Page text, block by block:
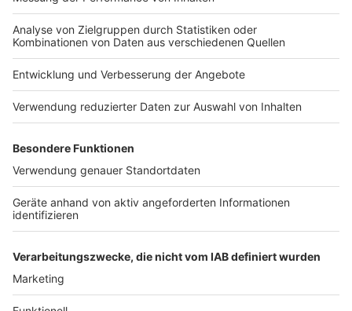
Wie soll ich die Masken kaufen, wenn ich
ohne eine in keinen Laden komme?
Den Menschen wird in Nordrhein-Westfalen etwas
für Nordrhein-Westfalen wird es wohl erst im Laufe
der Woche bis zum 22. Januar geben. Gelten soll sie
offenbar erst ab dem 25. Januar.
Anzeige